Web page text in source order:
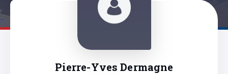
Pierre-Yves Dermagne